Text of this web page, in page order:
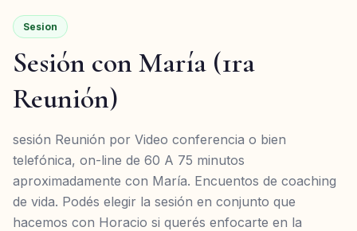
Sesion
Sesión con María (1ra
Reunión)
sesión Reunión por Video conferencia o bien
telefónica, on-line de 60 A 75 minutos
aproximadamente con María. Encuentos de coaching
de vida. Podés elegir la sesión en conjunto que
hacemos con Horacio si querés enfocarte en la